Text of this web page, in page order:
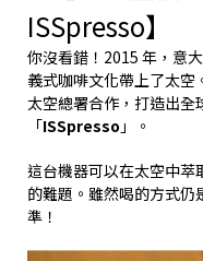
ISSpresso】
你沒看錯！2015 年，意
義式咖啡文化帶上了太
太空總署合作，打造出全
「ISSpresso 」。
這台機器可以在太空中萃
的難題。雖然喝的方式
準！